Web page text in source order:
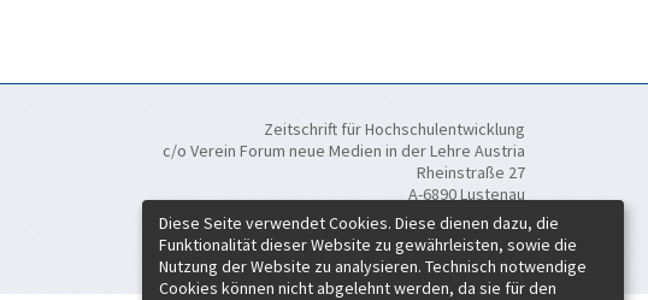
Zeitschrift für Hochschulentwicklung
c/o Verein Forum neue Medien in der Lehre Austria
Rheinstraße 27
A-6890 Lustenau
ISSN:2219-6994
Diese Seite verwendet Cookies. Diese dienen dazu, die
Funktionalität dieser Website zu gewährleisten, sowie die
Nutzung der Website zu analysieren. Technisch notwendige
Cookies können nicht abgelehnt werden, da sie für den